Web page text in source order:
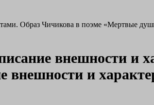
Образ Чичикова в поэме «Мертвые
внешности и
и